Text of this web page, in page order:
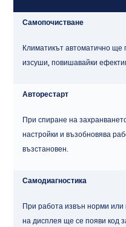
Самопочистване
Климатикът автоматично ще
изсуши, повишавайки
Авторестарт
При спиране на
настройки и възобновява
възстановен.
Самодиагностика
При работа извън норми или
на дисплея ще се появи код